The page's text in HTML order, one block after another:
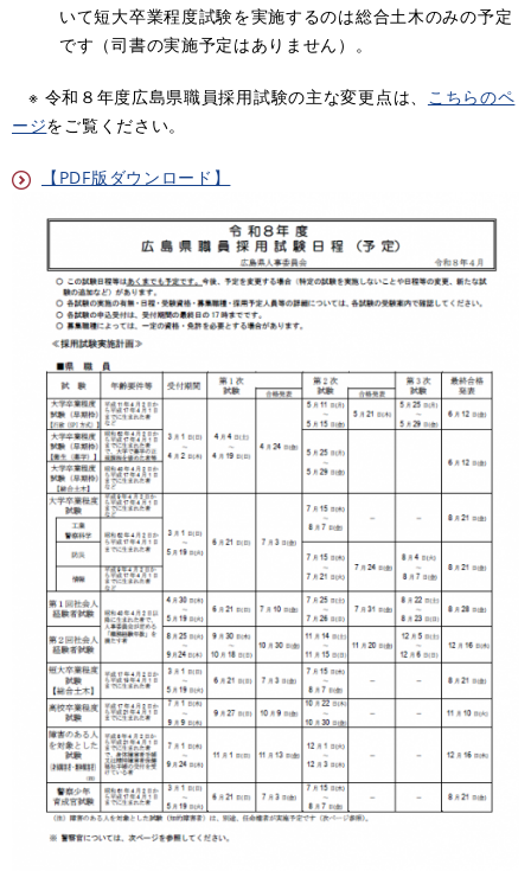
いて短大卒業程度試験を実施するのは総合土木のみの予定
です（司書の実施予定はありません）。
※ 令和８年度広島県職員採用試験の主な変更点は、
こちらのペ
ージをご覧ください。
【PDF版ダウンロード】